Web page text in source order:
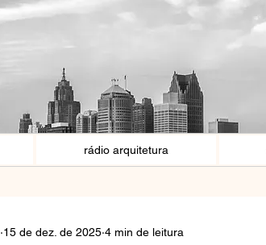
rádio arquitetura
15 de dez. de 2025 4 min de leitura